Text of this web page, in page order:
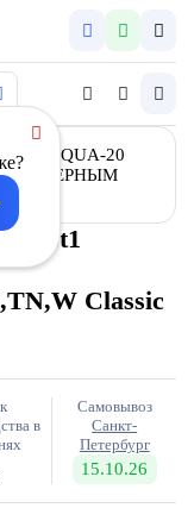
Vast1
Classic
в
Самовывоз
Санкт-
Петербург
15.10.26